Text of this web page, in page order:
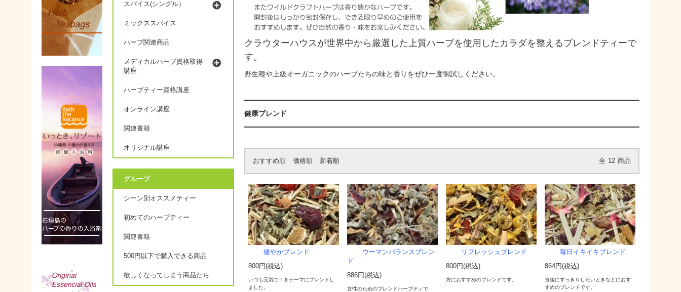
クラウターハウスが世界中から厳選した上質ハーブを使用したカラダを整えるブレンドティーで
す。
野生種や上級オーガニックのハーブたちの味と香りをぜひ一度御試しください。
健康ブレンド
おすすめ順 価格順 新着順 全 12 商品
健やかブレンド
800円(税込)
いつも元気で！をテーマにブレンドし
ました。
ウーマンバランスブレン
ド
886円(税込)
女性のためのブレンドハーブティで
リフレッシュブレンド
800円(税込)
方におすすめのブレンドです。
毎日イキイキブレンド
864円(税込)
食後にすっきりしたいときなどにおす
すめのブレンドです。
スパイス(シングル）
ミックススパイス
ハーブ関連商品
メディカルハーブ資格取得
講座
ハーブティー資格講座
オンライン講座
関連書籍
オリジナル講座
グループ
シーン別オススメティー
初めてのハーブティー
関連書籍
500円以下で購入できる商品
欲しくなってしまう商品たち